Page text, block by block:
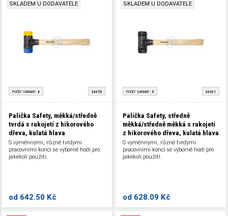
SKLADEM U DODAVATELE
POČET VARIANT: 4 26655
Palička Safety, měkká/středně
tvrdá s rukojetí z hikorového
dřeva, kulatá hlava
S výměnnými, různě tvrdými
pracovními konci se výborně hodí pro
jakékoli použití.
od 642.50 Kč
SKLADEM U DODAVATELE
POČET VARIANT: 5 26431
Palička Safety, středně
měkká/středně měkká s rukojetí
z hikorového dřeva, kulatá hlava
S výměnnými, různě tvrdými
pracovními konci se výborně hodí pro
jakékoli použití.
od 628.09 Kč